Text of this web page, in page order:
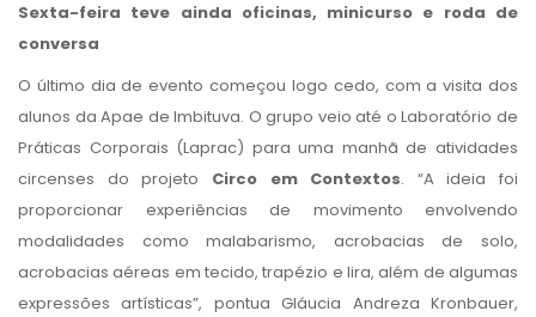
Sexta-feira teve ainda oficinas, minicurso e roda de
conversa
O último dia de evento começou logo cedo, com a visita dos
alunos da Apae de Imbituva. O grupo veio até o Laboratório de
Práticas Corporais (Laprac) para uma manhã de atividades
circenses do projeto Circo em Contextos. “A ideia foi
proporcionar experiências de movimento envolvendo
modalidades como malabarismo, acrobacias de solo,
acrobacias aéreas em tecido, trapézio e lira, além de algumas
expressões artísticas”, pontua Gláucia Andreza Kronbauer,